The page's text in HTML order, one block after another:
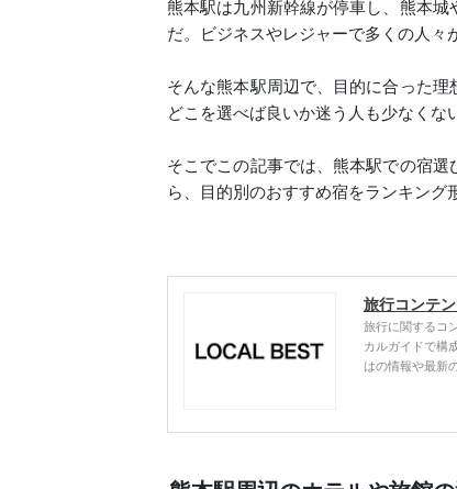
熊本駅は九州新幹線が停車し、熊本
だ。ビジネスやレジャーで多くの人々
そんな熊本駅周辺で、目的に合った理
どこを選べば良いか迷う人も少なくな
そこでこの記事では、熊本駅での宿
ら、目的別のおすすめ宿をランキング
旅行コンテ
旅行に関するコ
カルガイドで構
はの情報や最新